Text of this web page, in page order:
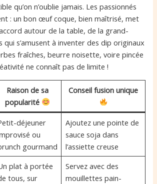
qu’on n’oublie jamais. Les passionnés
: un bon œuf coque, bien maîtrisé, met
autour de la table, de la grand-
qui s’amusent à inventer des dip originaux
fraîches, beurre noisette, voire pincée
ne connaît pas de limite !
Raison de sa
popularité
Conseil fusion unique
déjeuner
ou
gourmand
Ajoutez une pointe de
sauce soja dans
l’assiette creuse
plat à portée
tous, sur
Servez avec des
mouillettes pain-